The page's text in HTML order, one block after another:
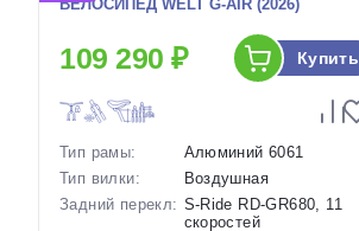
ВЕЛОСИПЕД WELT G-AIR (2026)
109 290 ₽ Купить
Тип рамы:
Алюминий 6061
Тип вилки:
Воздушная
Задний перекл: S-Ride RD-GR680, 11
скоростей